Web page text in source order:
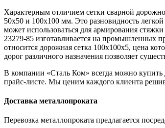
Характерным отличием сетки сварной
50х50 и 100х100 мм. Это разновидность
может использоваться для армирования
23279-85 изготавливается на промышленных
относится дорожная сетка 100х100х5, цена
дорог различного назначения позволяет
В компании «Сталь Ком» всегда можно
прайс-листе. Мы ценим каждого клиента
Доставка металлопроката
Перевозка металлопроката предлагается